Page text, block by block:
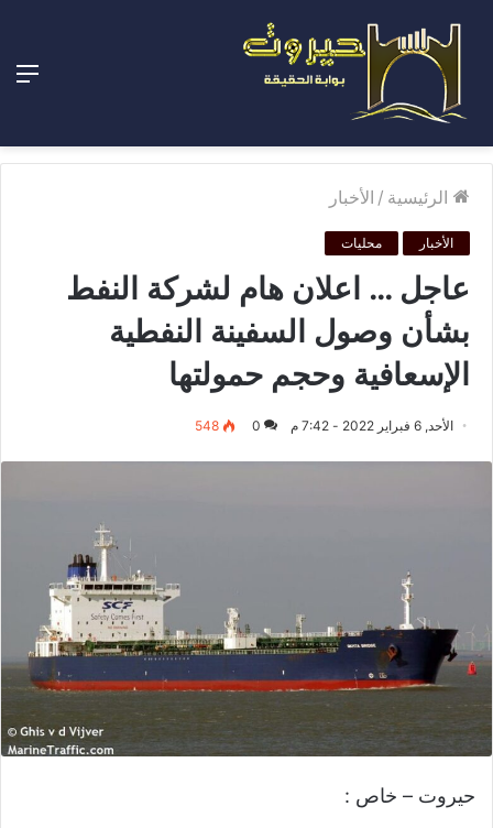
الرئيسية / الأخبار
الأخبار محليات
عاجل … اعلان هام لشركة النفط
بشأن وصول السفينة النفطية
الإسعافية وحجم حمولتها
الأحد, 6 فبراير 2022 - 7:42 م 0
548
حيروت – خاص :